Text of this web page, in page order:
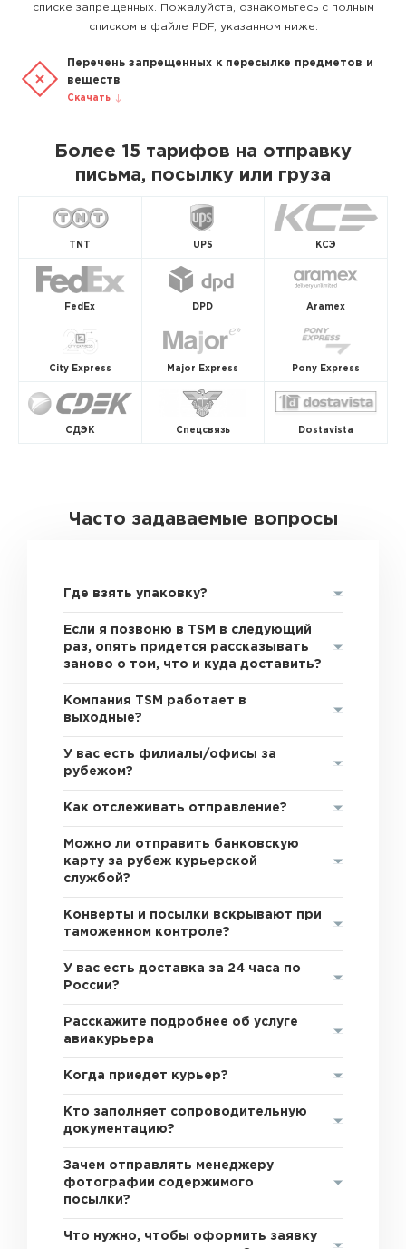
списке запрещенных. Пожалуйста, ознакомьтесь с полным
списком в файле PDF, указанном ниже.
Перечень запрещенных к пересылке предметов и
веществ
Скачать
Более 15 тарифов на отправку
письма, посылку или груза
TNT UPS КСЭ
FedEx DPD Aramex
City Express Major Express Pony Express
СДЭК Спецсвязь Dostavista
Часто задаваемые вопросы
Где взять упаковку?
Если я позвоню в TSM в следующий
раз, опять придется рассказывать
заново о том, что и куда доставить?
Компания TSM работает в
выходные?
У вас есть филиалы/офисы за
рубежом?
Как отслеживать отправление?
Можно ли отправить банковскую
карту за рубеж курьерской
службой?
Конверты и посылки вскрывают при
таможенном контроле?
У вас есть доставка за 24 часа по
России?
Расскажите подробнее об услуге
авиакурьера
Когда приедет курьер?
Кто заполняет сопроводительную
документацию?
Зачем отправлять менеджеру
фотографии содержимого
посылки?
Что нужно, чтобы оформить заявку